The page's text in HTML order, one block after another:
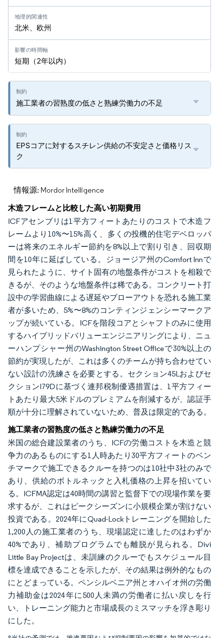
北米、欧州
短期（2年以内）
施工業者の習熟度の低さと熟練労働力の不足
EPSコアに対するスチレン供給の不安定さと価格リス
ク
情報源: Mordor Intelligence
木造フレームと比較した高い初期費用
ICFアセンブリは1平方フィートあたりのコストで木造フ
レームより10%〜15%高く、多くの投機的住宅デベロッパ
ーは将来のエネルギー節約を8%以上で割り引き、回収期
間を10年に延ばしている。ジョージア州のComfort Innで
見られたように、サイト固有の地盤条件がコストを相殺で
きるが、そのような地盤条件は稀である。コンクリート打
設中の学習曲線による遅延やブローアウトを恐れる施工業
者が多いため、5%〜8%のコンティンジェンシーマークア
ップが続いている。ICFを階段コアとシャフトのみに使用
するハイブリッドバリューエンジニアリングにより、ニュ
ーハンプシャー州のWashington Street Officeで30%以上の
節約が実現したが、これは多くのチームが持ち合わせてい
ない設計の洗練さを必要とする。セクション45Lおよびセ
クションI79Dに基づく連邦税制優遇措置は、1平方フィー
トあたり最大5米ドルのプレミアムを削減するが、認証手
順が十分に理解されていないため、普及は限定的である。
施工業者の習熟度の低さと熟練労働力の不足
米国の総合建設業者のうち、ICFの労働コストを木造と競
争力のあるものにする1人時あたり30平方フィートのベン
チマークで施工できるクルーを持つのは10社中3社のみで
あり、供給のボトルネックと入札価格の上昇を招いてい
る。ICFMA認定は40時間の講習と監督下での現場作業を要
求するが、これはピークシーズンに小規模企業が割けない
投資である。2024年にQuad-Lockトレーニングを開始した
1,200人の施工業者のうち、現場認定に達したのはわずか
40%であり、補助プログラムでも離脱が見られる。Divi
Little Bay Projectは、未訓練のクルーでもスケジュール目
標を達成できることを示したが、その結果は例外的なもの
にとどまっている。ペンシルベニア州とオハイオ州の労働
力補助金は2024年に500人未満の労働者に払い戻しを行
い、トレーニング能力と市場成長のミスマッチを浮き彫り
にした。